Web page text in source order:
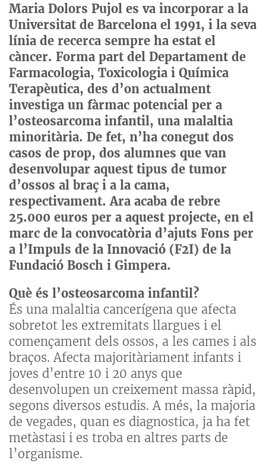
Maria Dolors Pujol es va incorporar a la
Universitat de Barcelona el 1991, i la seva
línia de recerca sempre ha estat el
càncer. Forma part del Departament de
Farmacologia, Toxicologia i Química
Terapèutica, des d’on actualment
investiga un fàrmac potencial per a
l’osteosarcoma infantil, una malaltia
minoritària. De fet, n’ha conegut dos
casos de prop, dos alumnes que van
desenvolupar aquest tipus de tumor
d’ossos al braç i a la cama,
respectivament. Ara acaba de rebre
25.000 euros per a aquest projecte, en el
marc de la convocatòria d’ajuts Fons per
a l’Impuls de la Innovació (F2I) de la
Fundació Bosch i Gimpera.
Què és l’osteosarcoma infantil?
És una malaltia cancerígena que afecta
sobretot les extremitats llargues i el
començament dels ossos, a les cames i als
braços. Afecta majoritàriament infants i
joves d’entre 10 i 20 anys que
desenvolupen un creixement massa ràpid,
segons diversos estudis. A més, la majoria
de vegades, quan es diagnostica, ja ha fet
metàstasi i es troba en altres parts de
l’organisme.